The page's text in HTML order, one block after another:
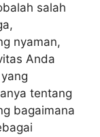
salah
nyaman,
Anda
tentang
bagaimana